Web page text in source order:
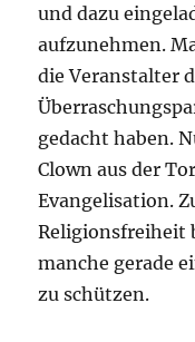
und dazu
aufzunehmen.
die Veranstalter
gedacht haben.
Clown aus der
Evangelisation.
Religionsfreiheit
manche gerade
zu schützen.